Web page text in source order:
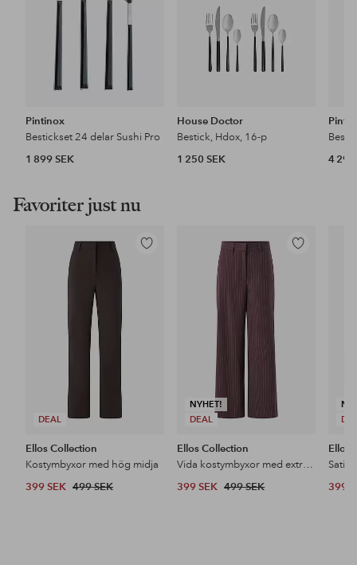
Pintinox
Bestickset 24 delar Sushi Pro
1 899 SEK
House Doctor
Bestick, Hdox, 16-p
1 250 SEK
4 299
Favoriter just nu
DEAL
Lägg
Ellos Collection
Kostymbyxor med hög midja
399 SEK 499 SEK
NYHET!
DEAL
Lägg
Ellos Collection
Vida kostymbyxor med extra hög midja
399 SEK 499 SEK
Ellos
399